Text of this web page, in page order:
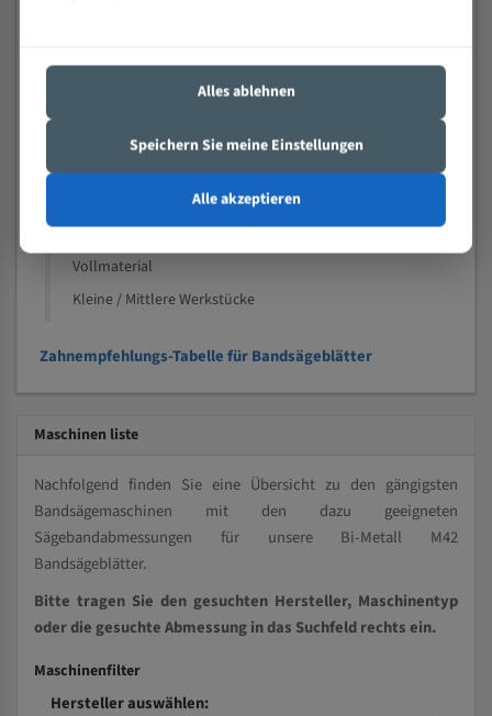
Nichteisenmetalle
Speziell entwickelt für Profile / Rohre
Vollmaterial
Kleine / Mittlere Werkstücke
Zahnempfehlungs-Tabelle für Bandsägeblätter
Maschinen liste
Nachfolgend finden Sie eine Übersicht zu den gängigsten
Bandsägemaschinen mit den dazu geeigneten
Sägebandabmessungen für unsere Bi-Metall M42
Bandsägeblätter.
Bitte tragen Sie den gesuchten Hersteller, Maschinentyp
oder die gesuchte Abmessung in das Suchfeld rechts ein.
Maschinenfilter
Hersteller auswählen:
Alles ablehnen
Speichern Sie meine Einstellungen
Alle akzeptieren